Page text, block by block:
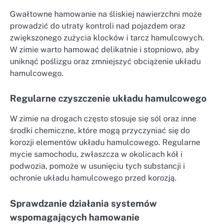
Gwałtowne hamowanie na śliskiej nawierzchni może
prowadzić do utraty kontroli nad pojazdem oraz
zwiększonego zużycia klocków i tarcz hamulcowych.
W zimie warto hamować delikatnie i stopniowo, aby
uniknąć poślizgu oraz zmniejszyć obciążenie układu
hamulcowego.
Regularne czyszczenie układu hamulcowego
W zimie na drogach często stosuje się sól oraz inne
środki chemiczne, które mogą przyczyniać się do
korozji elementów układu hamulcowego. Regularne
mycie samochodu, zwłaszcza w okolicach kół i
podwozia, pomoże w usunięciu tych substancji i
ochronie układu hamulcowego przed korozją.
Sprawdzanie działania systemów
wspomagających hamowanie